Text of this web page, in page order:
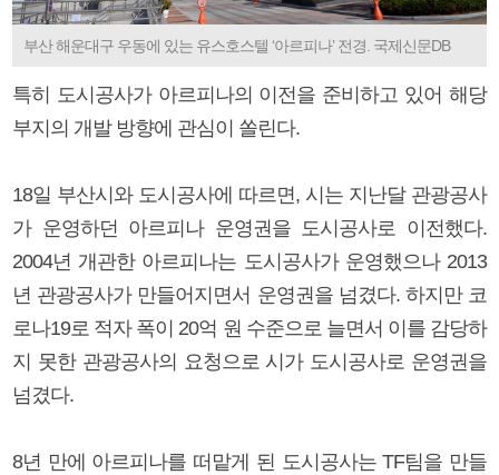
부산 해운대구 우동에 있는 유스호스텔 ‘아르피나’ 전경. 국제신문DB
특히 도시공사가 아르피나의 이전을 준비하고 있어 해당
부지의 개발 방향에 관심이 쏠린다.
18일 부산시와 도시공사에 따르면, 시는 지난달 관광공사
가 운영하던 아르피나 운영권을 도시공사로 이전했다.
2004년 개관한 아르피나는 도시공사가 운영했으나 2013
년 관광공사가 만들어지면서 운영권을 넘겼다. 하지만 코
로나19로 적자 폭이 20억 원 수준으로 늘면서 이를 감당하
지 못한 관광공사의 요청으로 시가 도시공사로 운영권을
넘겼다.
8년 만에 아르피나를 떠맡게 된 도시공사는 TF팀을 만들